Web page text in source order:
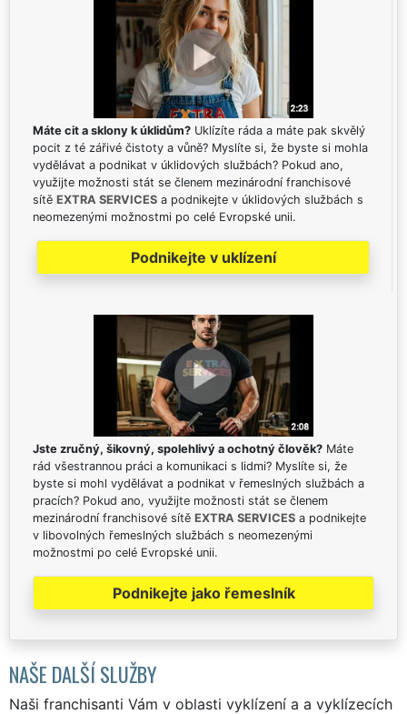
Máte cit a sklony k úklidům? Uklízíte ráda a máte pak skvělý
pocit z té zářivé čistoty a vůně? Myslíte si, že byste si mohla
vydělávat a podnikat v úklidových službách? Pokud ano,
využijte možnosti stát se členem mezinárodní franchisové
sítě EXTRA SERVICES a podnikejte v úklidových službách s
neomezenými možnostmi po celé Evropské unii.
Podnikejte v uklízení
Jste zručný, šikovný, spolehlivý a ochotný člověk? Máte
rád všestrannou práci a komunikaci s lidmi? Myslíte si, že
byste si mohl vydělávat a podnikat v řemeslných službách a
pracích? Pokud ano, využijte možnosti stát se členem
mezinárodní franchisové sítě EXTRA SERVICES a podnikejte
v libovolných řemeslných službách s neomezenými
možnostmi po celé Evropské unii.
Podnikejte jako řemeslník
NAŠE DALŠÍ SLUŽBY
Naši franchisanti Vám v oblasti vyklízení a a vyklízecích